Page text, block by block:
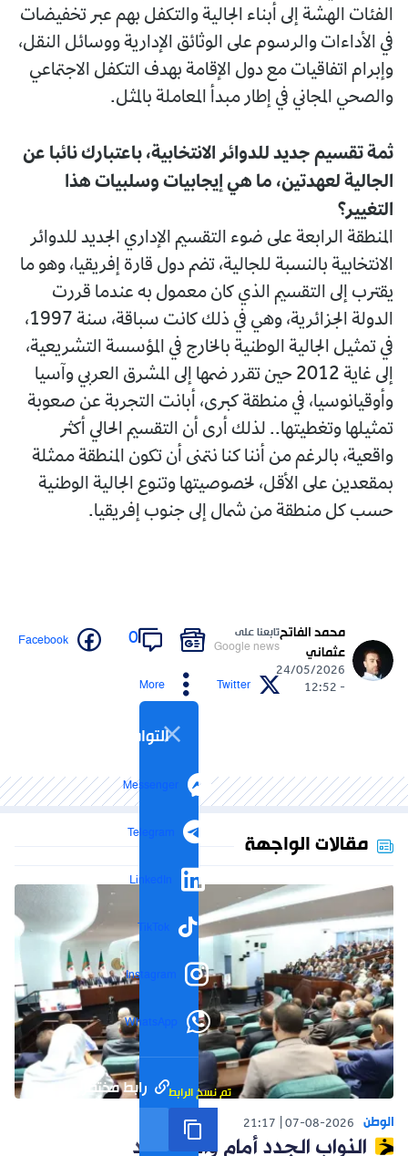
الفئات الهشة إلى أبناء الجالية والتكفل بهم عبر تخفيضات
في الأداءات والرسوم على الوثائق الإدارية ووسائل النقل،
وإبرام اتفاقيات مع دول الإقامة بهدف التكفل الاجتماعي
والصحي المجاني في إطار مبدأ المعاملة بالمثل.
ثمة تقسيم جديد للدوائر الانتخابية، باعتبارك نائبا عن
الجالية لعهدتين، ما هي إيجابيات وسلبيات هذا
التغيير؟
المنطقة الرابعة على ضوء التقسيم الإداري الجديد للدوائر
الانتخابية بالنسبة للجالية، تضم دول قارة إفريقيا، وهو ما
يقترب إلى التقسيم الذي كان معمول به عندما قررت
الدولة الجزائرية، وهي في ذلك كانت سباقة، سنة 1997،
في تمثيل الجالية الوطنية بالخارج في المؤسسة التشريعية،
إلى غاية 2012 حين تقرر ضمها إلى المشرق العربي وآسيا
وأوقيانوسيا، في منطقة كبرى، أبانت التجربة عن صعوبة
تمثيلها وتغطيتها.. لذلك أرى أن التقسيم الحالي أكثر
واقعية، بالرغم من أننا كنا نتمنى أن تكون المنطقة ممثلة
بمقعدين على الأقل، لخصوصيتها وتنوع الجالية الوطنية
حسب كل منطقة من شمال إلى جنوب إفريقيا.
محمد الفاتح
عثماني
24/05/2026
- 12:52
تابعنا على
Google news
0
Facebook
Twitter
More
التواصل الاجتماعي
Messenger
Telegram
LinkedIn
TikTok
Instagram
WhatsApp
رابط مختصر تم نسخ الرابط
مقالات الواجهة
الوطن 07-08-2026
21:17
النواب الجدد أمام واقع جديد